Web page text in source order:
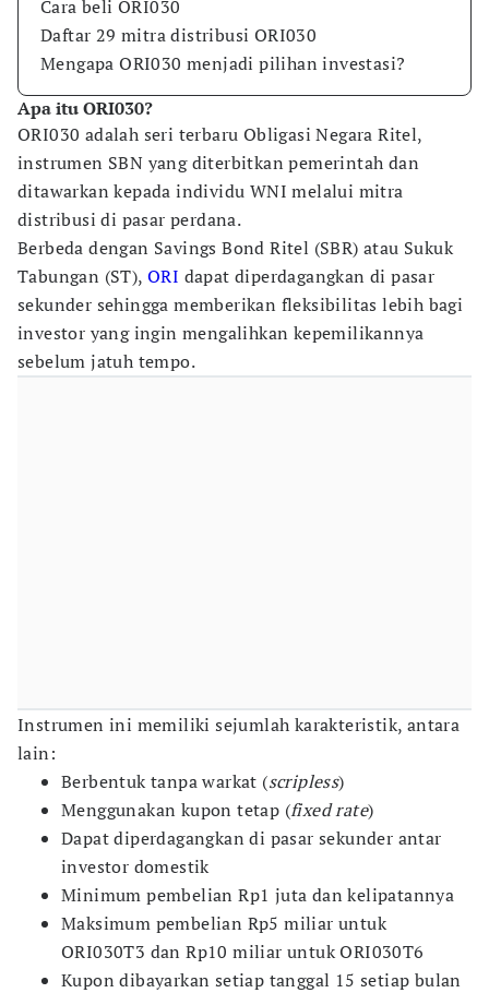
Cara beli ORI030
Daftar 29 mitra distribusi ORI030
Mengapa ORI030 menjadi pilihan investasi?
Apa itu ORI030?
ORI030 adalah seri terbaru Obligasi Negara Ritel,
instrumen SBN yang diterbitkan pemerintah dan
ditawarkan kepada individu WNI melalui mitra
distribusi di pasar perdana.
Berbeda dengan Savings Bond Ritel (SBR) atau Sukuk
Tabungan (ST),ORI dapat diperdagangkan di pasar
sekunder sehingga memberikan fleksibilitas lebih bagi
investor yang ingin mengalihkan kepemilikannya
sebelum jatuh tempo.
Instrumen ini memiliki sejumlah karakteristik, antara
lain:
Berbentuk tanpa warkat (scripless)
Menggunakan kupon tetap (fixed rate)
Dapat diperdagangkan di pasar sekunder antar
investor domestik
Minimum pembelian Rp1 juta dan kelipatannya
Maksimum pembelian Rp5 miliar untuk
ORI030T3 dan Rp10 miliar untuk ORI030T6
Kupon dibayarkan setiap tanggal 15 setiap bulan